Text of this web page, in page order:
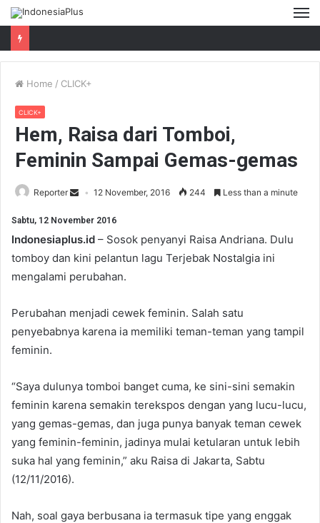
Home / CLICK+
CLICK+
Hem, Raisa dari Tomboi,
Feminin Sampai Gemas-gemas
Reporter 12 November, 2016 244 Less than a minute
Sabtu, 12 November 2016
Indonesiaplus.id – Sosok penyanyi Raisa Andriana. Dulu
tomboy dan kini pelantun lagu Terjebak Nostalgia ini
mengalami perubahan.
Perubahan menjadi cewek feminin. ‎‎Salah satu
penyebabnya karena ia memiliki teman-teman yang tampil
feminin.
“Saya dulunya tomboi banget cuma, ke sini-sini semakin
feminin karena semakin terekspos dengan yang lucu-lucu,
yang gemas-gemas, dan juga punya banyak teman cewek
yang feminin-feminin, jadinya mulai ketularan untuk lebih
suka hal yang feminin,” aku Raisa di Jakarta, Sabtu
(12/11/2016).
Nah, soal gaya berbusana ia termasuk tipe yang enggak